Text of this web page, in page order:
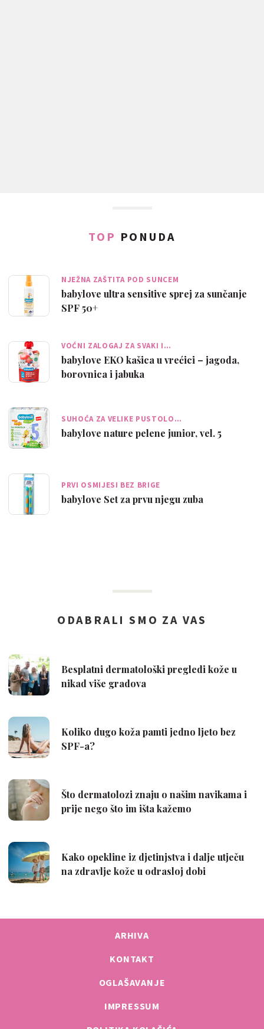
TOP PONUDA
NJEŽNA ZAŠTITA POD SUNCEM
babylove ultra sensitive sprej za sunčanje
SPF 50+
VOĆNI ZALOGAJ ZA SVAKI I…
babylove EKO kašica u vrećici – jagoda,
borovnica i jabuka
SUHOĆA ZA VELIKE PUSTOLO…
babylove nature pelene junior, vel. 5
PRVI OSMIJESI BEZ BRIGE
babylove Set za prvu njegu zuba
ARHIVA
KONTAKT
OGLAŠAVANJE
IMPRESSUM